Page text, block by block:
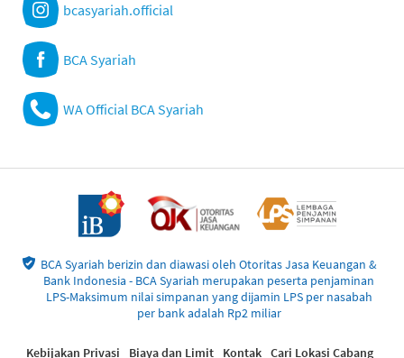
bcasyariah.official
BCA Syariah
WA Official BCA Syariah
BCA Syariah berizin dan diawasi oleh Otoritas Jasa Keuangan &
Bank Indonesia - BCA Syariah merupakan peserta penjaminan
LPS-Maksimum nilai simpanan yang dijamin LPS per nasabah
per bank adalah Rp2 miliar
Kebijakan Privasi Biaya dan Limit Kontak Cari Lokasi Cabang